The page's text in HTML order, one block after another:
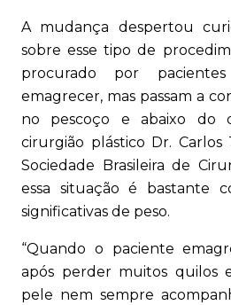
A mudança despertou
sobre esse tipo de
procurado por
emagrecer, mas passam a
no pescoço e abaixo do
cirurgião plástico Dr. Carlos
Sociedade Brasileira de
essa situação é bastante
significativas de peso.
“Quando o paciente
após perder muitos quilos
pele nem sempre